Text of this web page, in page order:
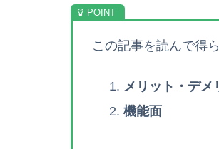
この記事を読んで得
メリット・デメ
機能面